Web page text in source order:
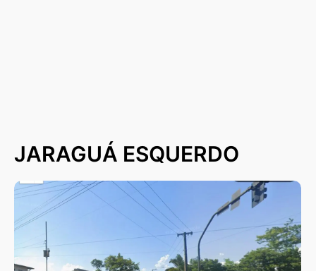
JARAGUÁ ESQUERDO